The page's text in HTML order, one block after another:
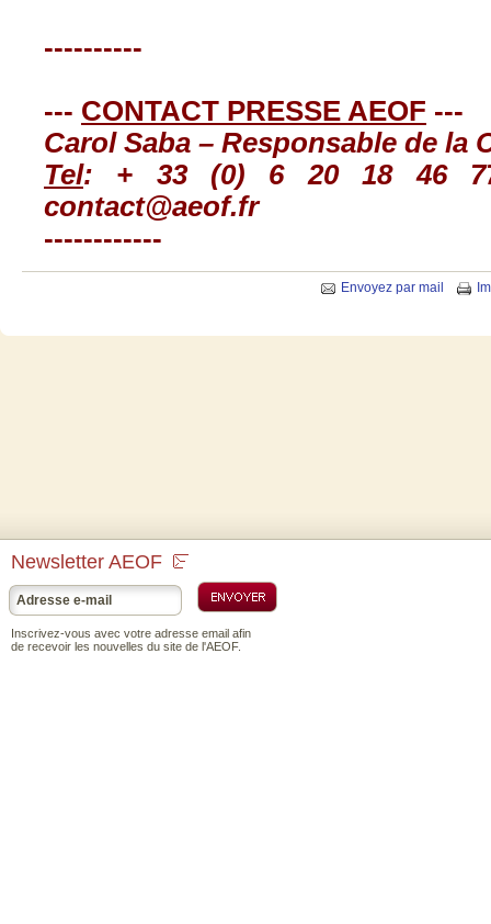
----------
--- CONTACT PRESSE AEOF ---
Carol Saba – Responsable de la
Tel: + 33 (0) 6 20 18 46
contact@aeof.fr
------------
Envoyez par mail
Newsletter AEOF
Inscrivez-vous avec votre adresse email afin
de recevoir les nouvelles du site de l'AEOF.